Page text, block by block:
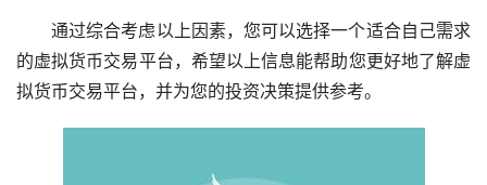
通过综合考虑以上因素，您可以选择一个适合自己需求
的虚拟货币交易平台，希望以上信息能帮助您更好地了解虚
拟货币交易平台，并为您的投资决策提供参考。